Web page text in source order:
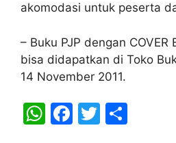
akomodasi untuk peserta
– Buku PJP dengan COVER
bisa didapatkan di Toko
14 November 2011.
W F
T